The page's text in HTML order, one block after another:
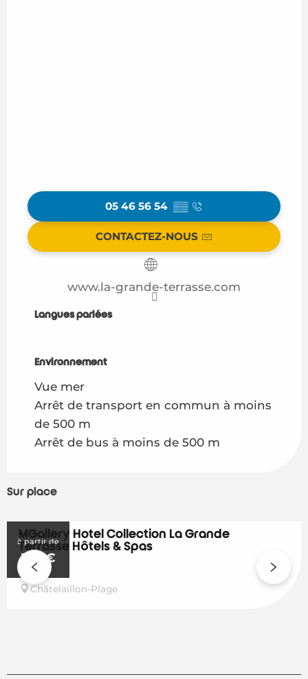
05 46 56 54 ▒▒
CONTACTEZ-NOUS
www.la-grande-terrasse.com
Langues parlées
Langues parlées
Environnement
Environnement
Vue mer
Arrêt de transport en commun à moins
de 500 m
Arrêt de bus à moins de 500 m
Sur place
à partir de
170€
MGallery Hotel Collection La Grande
Terrasse Hôtels & Spas
Châtelaillon-Plage